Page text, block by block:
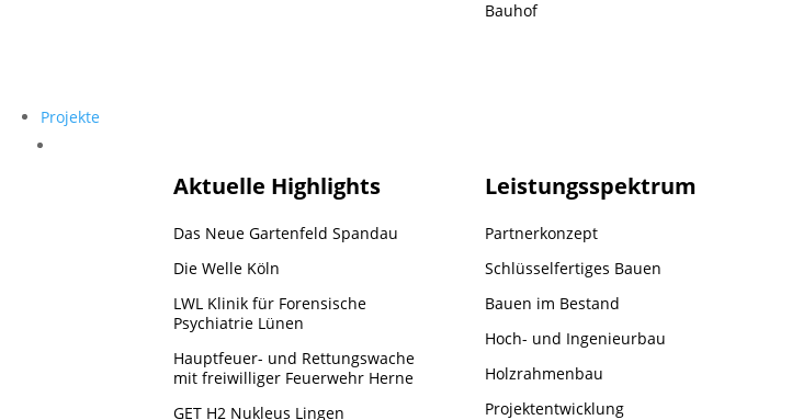
Bauhof
Projekte
Aktuelle Highlights Leistungsspektrum
Das Neue Gartenfeld Spandau
Die Welle Köln
LWL Klinik für Forensische
Psychiatrie Lünen
Hauptfeuer- und Rettungswache
mit freiwilliger Feuerwehr Herne
GET H2 Nukleus Lingen
Partnerkonzept
Schlüsselfertiges Bauen
Bauen im Bestand
Hoch- und Ingenieurbau
Holzrahmenbau
Projektentwicklung